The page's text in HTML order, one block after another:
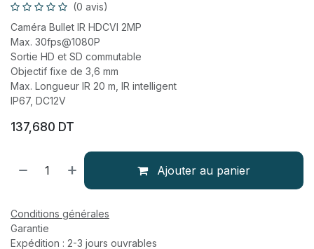
(0 avis)
Caméra Bullet IR HDCVI 2MP
Max. 30fps@1080P
Sortie HD et SD commutable
Objectif fixe de 3,6 mm
Max. Longueur IR 20 m, IR intelligent
IP67, DC12V
137,680 DT
Ajouter au panier
Conditions générales
Garantie
Expédition : 2-3 jours ouvrables